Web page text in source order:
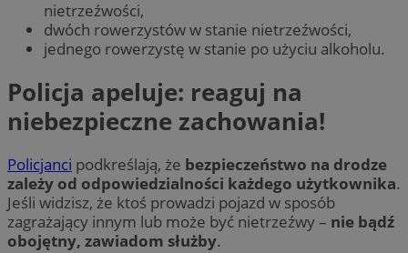
nietrzeźwości,
dwóch rowerzystów w stanie nietrzeźwości,
jednego rowerzystę w stanie po użyciu alkoholu.
Policja apeluje: reaguj na
niebezpieczne zachowania!
Policjanci podkreślają, że bezpieczeństwo na drodze
zależy od odpowiedzialności każdego użytkownika.
Jeśli widzisz, że ktoś prowadzi pojazd w sposób
zagrażający innym lub może być nietrzeźwy – nie bądź
obojętny, zawiadom służby.